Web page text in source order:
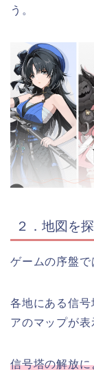
う。
２．地図を
ゲームの序盤で
各地にある信号
アのマップが表
信号塔の解放